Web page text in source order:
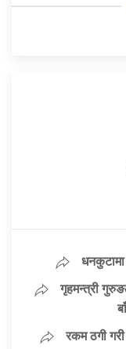
गृहमन्त्री
रकम ठगी